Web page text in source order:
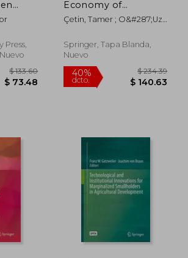
$ 97.24 40%
dcto.
$
Press,
Economy of
Regulation in Turkey
(en Inglés)
Çetin, Tamer ; O&#287;uz,
Springer, Tapa Blanda,
Nuevo